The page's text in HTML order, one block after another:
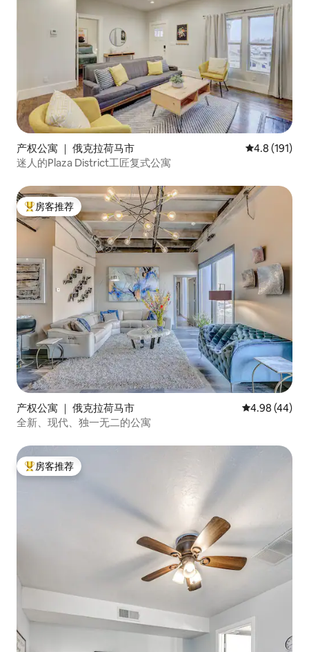
产权公寓 ｜ 俄克拉荷马市 平均评分 4.8
4.8 (191)
迷人的Plaza District工匠复式公寓
热门「房客推荐」
房客推荐
产权公寓 ｜ 俄克拉荷马市 平均评分
4.98 (44)
全新、现代、独一无二的公寓
热门「房客推荐」
房客推荐